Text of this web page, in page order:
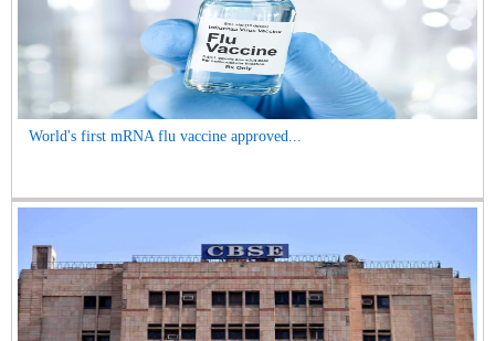
World's first mRNA flu vaccine approved...